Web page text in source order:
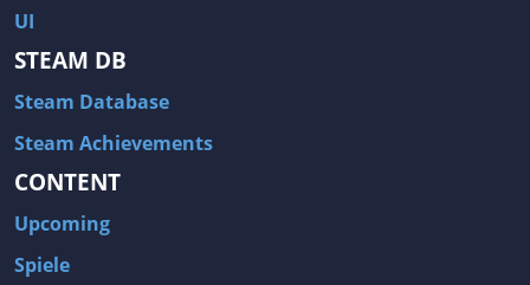
UI
STEAM DB
Steam Database
Steam Achievements
CONTENT
Upcoming
Spiele